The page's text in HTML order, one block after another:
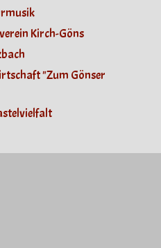
Kirch-Göns
"Zum Gönser